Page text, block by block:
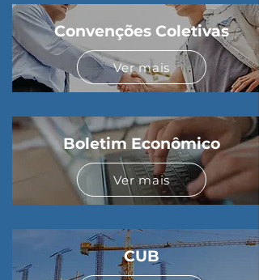
Convenções Coletivas
Ver mais
Boletim Econômico
Ver mais
CUB